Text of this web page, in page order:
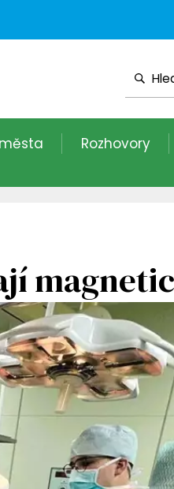
Rozhovory